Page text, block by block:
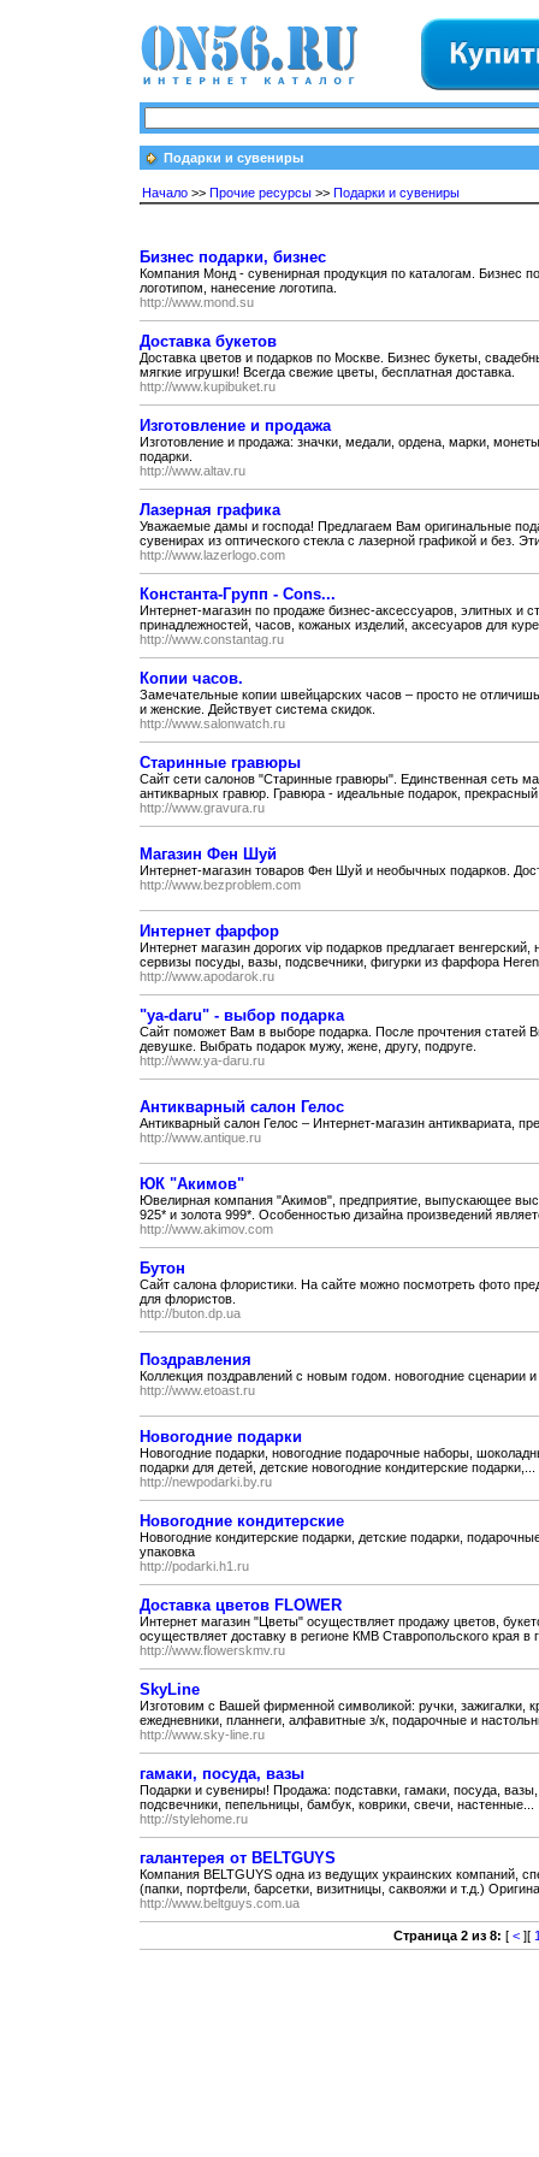
Подарки и сувениры
Начало >> Прочие ресурсы >> Подарки и сувениры
Бизнес подарки, бизнес
Компания Монд - сувенирная продукция по каталогам. Бизнес
логотипом, нанесение логотипа.
http://www.mond.su
Доставка букетов
Доставка цветов и подарков по Москве. Бизнес букеты,
мягкие игрушки! Всегда свежие цветы, бесплатная доставка.
http://www.kupibuket.ru
Изготовление и продажа
Изготовление и продажа: значки, медали, ордена, марки,
подарки.
http://www.altav.ru
Лазерная графика
Уважаемые дамы и господа! Предлагаем Вам оригинальные
сувенирах из оптического стекла с лазерной графикой и без.
http://www.lazerlogo.com
Константа-Групп - Cons...
Интернет-магазин по продаже бизнес-аксессуаров, элитных и
принадлежностей, часов, кожаных изделий, аксесуаров для
http://www.constantag.ru
Копии часов.
Замечательные копии швейцарских часов – просто не
и женские. Действует система скидок.
http://www.salonwatch.ru
Cтаринные гравюры
Сайт сети салонов "Старинные гравюры". Единственная сеть
антикварных гравюр. Гравюра - идеальные подарок,
http://www.gravura.ru
Магазин Фен Шуй
Интернет-магазин товаров Фен Шуй и необычных подарков.
http://www.bezproblem.com
Интернет фарфор
Интернет магазин дорогих vip подарков предлагает
сервизы посуды, вазы, подсвечники, фигурки из фарфора
http://www.apodarok.ru
"ya-daru" - выбор подарка
Сайт поможет Вам в выборе подарка. После прочтения статей
девушке. Выбрать подарок мужу, жене, другу, подруге.
http://www.ya-daru.ru
Антикварный салон Гелос
Антикварный салон Гелос – Интернет-магазин антиквариата,
http://www.antique.ru
ЮК "Акимов"
Ювелирная компания "Акимов", предприятие, выпускающее
925* и золота 999*. Особенностью дизайна произведений
http://www.akimov.com
Бутон
Сайт салона флористики. На сайте можно посмотреть фото
для флористов.
http://buton.dp.ua
Поздравления
Коллекция поздравлений с новым годом. новогодние сценарии
http://www.etoast.ru
Новогодние подарки
Новогодние подарки, новогодние подарочные наборы,
подарки для детей, детские новогодние кондитерские подарки,...
http://newpodarki.by.ru
Новогодние кондитерские
Новогодние кондитерские подарки, детские подарки,
упаковка
http://podarki.h1.ru
Доставка цветов FLOWER
Интернет магазин "Цветы" осуществляет продажу цветов,
осуществляет доставку в регионе КМВ Ставропольского края в
http://www.flowerskmv.ru
SkyLine
Изготовим с Вашей фирменной символикой: ручки,
ежедневники, планнеги, алфавитные з/к, подарочные и
http://www.sky-line.ru
гамаки, посуда, вазы
Подарки и сувениры! Продажа: подставки, гамаки, посуда,
подсвечники, пепельницы, бамбук, коврики, свечи, настенные...
http://stylehome.ru
галантерея от BELTGUYS
Компания BELTGUYS одна из ведущих украинских компаний,
(папки, портфели, барсетки, визитницы, саквояжи и т.д.)
http://www.beltguys.com.ua
Страница 2 из 8: [ <][